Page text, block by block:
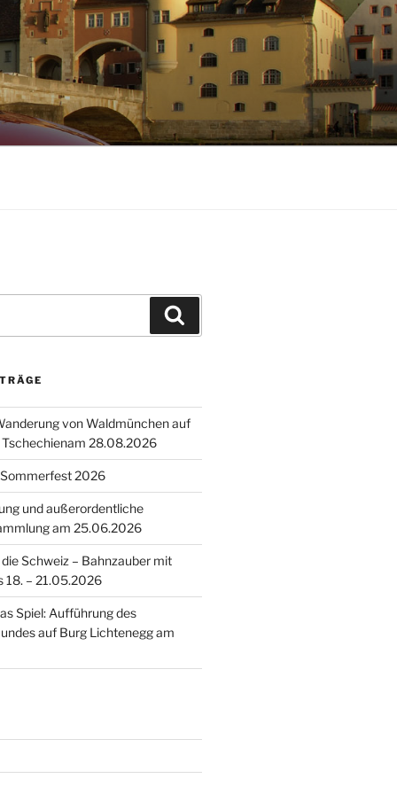
von Waldmünchen auf
28.08.2026
2026
und außerordentliche
am 25.06.2026
Schweiz – Bahnzauber mit
18. – 21.05.2026
Spiel: Aufführung des
auf Burg Lichtenegg am